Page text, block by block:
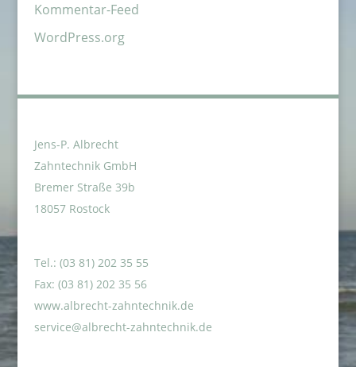
Kommentar-Feed
WordPress.org
Jens-P. Albrecht
Zahntechnik GmbH
Bremer Straße 39b
18057 Rostock
Tel.: (03 81) 202 35 55
Fax: (03 81) 202 35 56
www.albrecht-zahntechnik.de
service@albrecht-zahntechnik.de